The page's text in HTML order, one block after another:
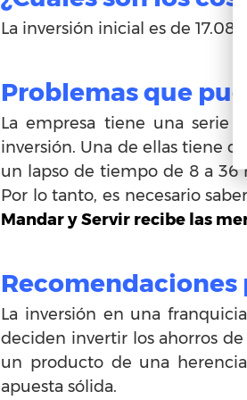
La inversión inicial es de
Problemas que
La empresa tiene una serie
inversión. Una de ellas tiene
un lapso de tiempo de 8 a 36
Por lo tanto, es necesario
Mandar y Servir recibe las
Recomendaciones
La inversión en una
deciden invertir los ahorros
un producto de una
apuesta sólida.